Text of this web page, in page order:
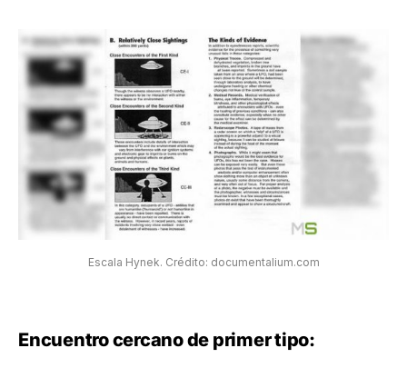
Escala Hynek. Crédito: documentalium.com
Encuentro cercano de primer tipo: